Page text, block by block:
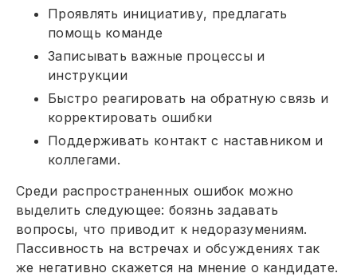
Проявлять инициативу, предлагать
помощь команде
Записывать важные процессы и
инструкции
Быстро реагировать на обратную связь и
корректировать ошибки
Поддерживать контакт с наставником и
коллегами.
Среди распространенных ошибок можно
выделить следующее: боязнь задавать
вопросы, что приводит к недоразумениям.
Пассивность на встречах и обсуждениях так
же негативно скажется на мнение о кандидате.